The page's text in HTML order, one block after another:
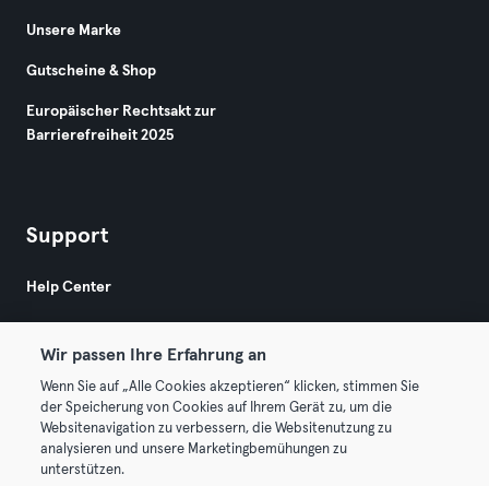
Unsere Marke
Gutscheine & Shop
Europäischer Rechtsakt zur
Barrierefreiheit 2025
Support
Help Center
© 2026 Urban Sports Group GmbH. All rights reserved.
AGB Datenschutz
Wir passen Ihre Erfahrung an
Wenn Sie auf „Alle Cookies akzeptieren“ klicken, stimmen Sie
der Speicherung von Cookies auf Ihrem Gerät zu, um die
Websitenavigation zu verbessern, die Websitenutzung zu
analysieren und unsere Marketingbemühungen zu
unterstützen.